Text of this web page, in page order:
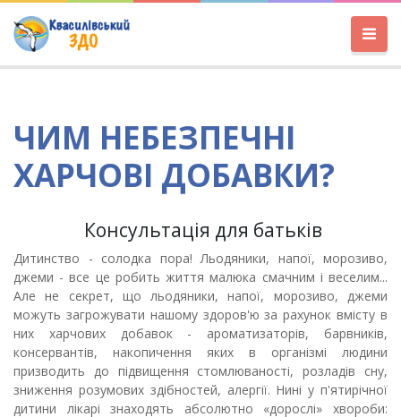
ЧИМ НЕБЕЗПЕЧНІ
ХАРЧОВІ ДОБАВКИ?
Консультація для батьків
Дитинство - солодка пора! Льодяники, напої, морозиво,
джеми - все це робить життя малюка смачним і веселим...
Але не секрет, що льодяники, напої, морозиво, джеми
можуть загрожувати нашому здоров'ю за рахунок вмісту в
них харчових добавок - ароматизаторів, барвників,
консервантів, накопичення яких в організмі людини
призводить до підвищення стомлюваності, розладів сну,
зниження розумових здібностей, алергії. Нині у п'ятирічної
дитини лікарі знаходять абсолютно «дорослі» хвороби: